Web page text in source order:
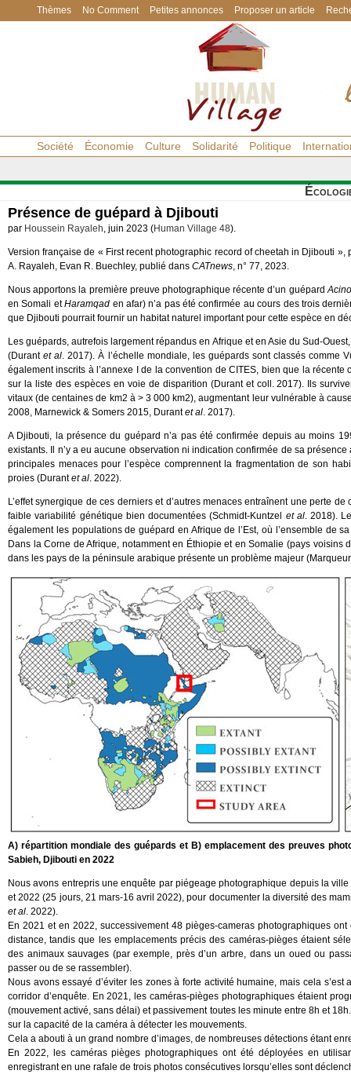
Thèmes No Comment Petites annonces Proposer un article
Société Économie Culture Solidarité Politique
Présence de guépard à Djibouti
par Houssein Rayaleh, juin 2023 (Human Village 48).
Version française de « First recent photographic record of cheetah in Djibouti
A. Rayaleh, Evan R. Buechley, publié dans CATnews, n° 77, 2023.
Nous apportons la première preuve photographique récente d’un guépard
en Somali etHaramqad en afar) n’a pas été confirmée au cours des trois
que Djibouti pourrait fournir un habitat naturel important pour cette espèce en
Les guépards, autrefois largement répandus en Afrique et en Asie du Sud-
(Durantet al. 2017). À l’échelle mondiale, les guépards sont classés comme
également inscrits à l’annexe I de la convention de CITES, bien que la
sur la liste des espèces en voie de disparition (Durant et coll. 2017). Ils
vitaux (de centaines de km2 à > 3 000 km2), augmentant leur vulnérable à
2008, Marnewick & Somers 2015, Durantet al. 2017).
A Djibouti, la présence du guépard n’a pas été confirmée depuis au moins
existants. Il n’y a eu aucune observation ni indication confirmée de sa
principales menaces pour l’espèce comprennent la fragmentation de son
proies (Durantet al. 2022).
L’effet synergique de ces derniers et d’autres menaces entraînent une perte
faible variabilité génétique bien documentées (Schmidt-Kuntzel et al. 2018).
également les populations de guépard en Afrique de l’Est, où l’ensemble de
Dans la Corne de Afrique, notamment en Éthiopie et en Somalie (pays
dans les pays de la péninsule arabique présente un problème majeur
A) répartition mondiale des guépards et B) emplacement des preuves
Sabieh, Djibouti en 2022
Nous avons entrepris une enquête par piégeage photographique depuis la
et 2022 (25 jours, 21 mars-16 avril 2022), pour documenter la diversité des
et al. 2022).
En 2021 et en 2022, successivement 48 pièges-cameras photographiques
distance, tandis que les emplacements précis des caméras-pièges étaient
des animaux sauvages (par exemple, près d’un arbre, dans un oued ou
passer ou de se rassembler).
Nous avons essayé d’éviter les zones à forte activité humaine, mais cela
corridor d’enquête. En 2021, les caméras-pièges photographiques étaient
(mouvement activé, sans délai) et passivement toutes les minute entre 8h et
sur la capacité de la caméra à détecter les mouvements.
Cela a abouti à un grand nombre d’images, de nombreuses détections étant
En 2022, les caméras pièges photographiques ont été déployées en
enregistrant en une rafale de trois photos consécutives lorsqu’elles sont